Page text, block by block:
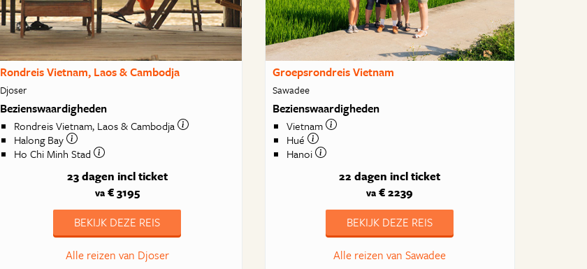
Rondreis Vietnam, Laos & Cambodja
Djoser
Bezienswaardigheden
Rondreis Vietnam, Laos & Cambodja
Halong Bay
Ho Chi Minh Stad
23 dagen incl ticket
va€ 3195
BEKIJK DEZE REIS
Alle reizen van Djoser
Groepsrondreis Vietnam
Sawadee
Bezienswaardigheden
Vietnam
Hué
Hanoi
22 dagen incl ticket
va € 2239
BEKIJK DEZE REIS
Alle reizen van Sawadee